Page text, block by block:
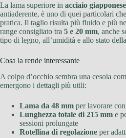
La lama superiore in acciaio
antiaderente, è uno di quei particolari
pratica. Il taglio risulta più fluido e più
range consigliato tra 5 e 20 mm, anche
tipo di legno, all’umidità e allo stato
Cosa la rende interessante
A colpo d’occhio sembra una cesoia
emergono i dettagli più utili:
Lama da 48 mm per lavorare
Lunghezza totale di 215 mm e
sessioni prolungate
Rotellina di regolazione per